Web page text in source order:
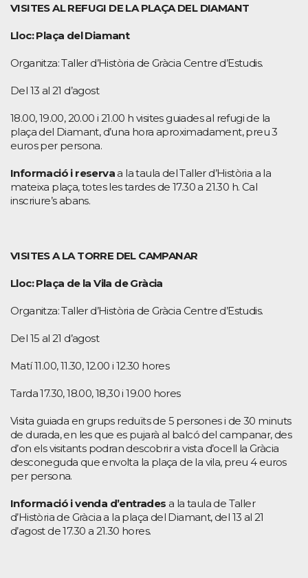
VISITES AL REFUGI DE LA PLAÇA DEL DIAMANT
Lloc: Plaça del Diamant
Organitza: Taller d’Història de Gràcia Centre d’Estudis.
Del 13 al 21 d’agost
18.00, 19.00, 20.00 i 21.00 h visites guiades al refugi de la
plaça del Diamant, d’una hora aproximadament, preu 3
euros per persona.
Informació i reserva a la taula del Taller d’Història a la
mateixa plaça, totes les tardes de 17.30 a 21.30 h. Cal
inscriure’s abans.
VISITES A LA TORRE DEL CAMPANAR
Lloc: Plaça de la Vila de Gràcia
Organitza: Taller d’Història de Gràcia Centre d’Estudis.
Del 15 al 21 d’agost
Matí 11.00, 11.30, 12.00 i 12.30 hores
Tarda 17.30, 18.00, 18,30 i 19.00 hores
Visita guiada en grups reduïts de 5 persones i de 30 minuts
de durada, en les que es pujarà al balcó del campanar, des
d’on els visitants podran descobrir a vista d’ocell la Gràcia
desconeguda que envolta la plaça de la vila, preu 4 euros
per persona.
Informació i venda d’entrades a la taula de Taller
d’Història de Gràcia a la plaça del Diamant, del 13 al 21
d’agost de 17.30 a 21.30 hores.